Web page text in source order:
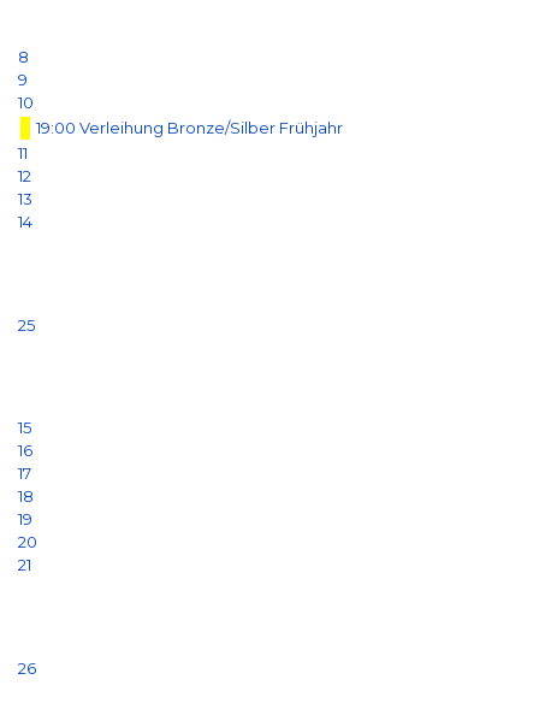
8
9
10
19:00 Verleihung Bronze/Silber Frühjahr
11
12
13
14
25
15
16
17
18
19
20
21
26